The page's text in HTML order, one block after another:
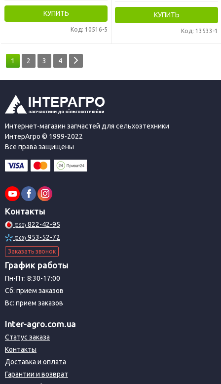
КУПИТЬ
Код: 10516-5
КУПИТЬ
Код: 13533-1
1 2 3 4
Интернет-магазин запчастей для сельхозтехники
ИнтерАгро © 1999-2022
Все права защищены
Контакты
(050) 822-42-95
(068) 953-52-72
Заказать звонок
График работы
Пн-Пт: 8:30-17:00
Сб: прием заказов
Вс: прием заказов
Inter-agro.com.ua
Статус заказа
Контакты
Доставка и оплата
Гарантии и возврат